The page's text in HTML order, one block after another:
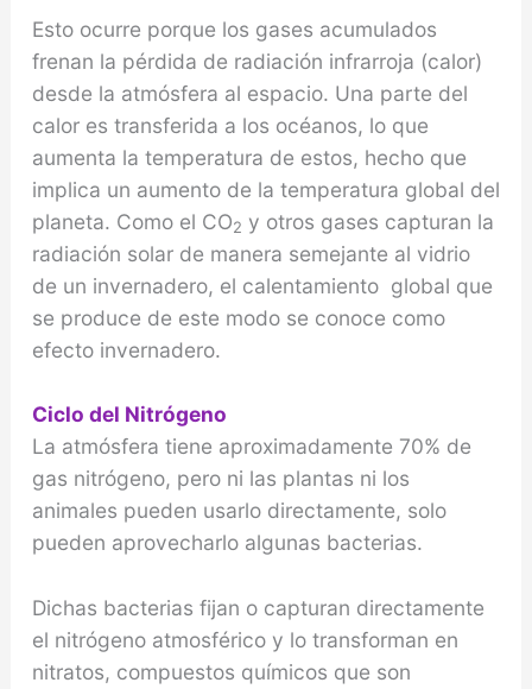
Esto ocurre porque los gases acumulados
frenan la pérdida de radiación infrarroja (calor)
desde la atmósfera al espacio. Una parte del
calor es transferida a los océanos, lo que
aumenta la temperatura de estos, hecho que
implica un aumento de la temperatura global del
planeta. Como el CO2 y otros gases capturan la
radiación solar de manera semejante al vidrio
de un invernadero, el calentamiento global que
se produce de este modo se conoce como
efecto invernadero.
Ciclo del Nitrógeno
La atmósfera tiene aproximadamente 70% de
gas nitrógeno, pero ni las plantas ni los
animales pueden usarlo directamente, solo
pueden aprovecharlo algunas bacterias.
Dichas bacterias fijan o capturan directamente
el nitrógeno atmosférico y lo transforman en
nitratos, compuestos químicos que son